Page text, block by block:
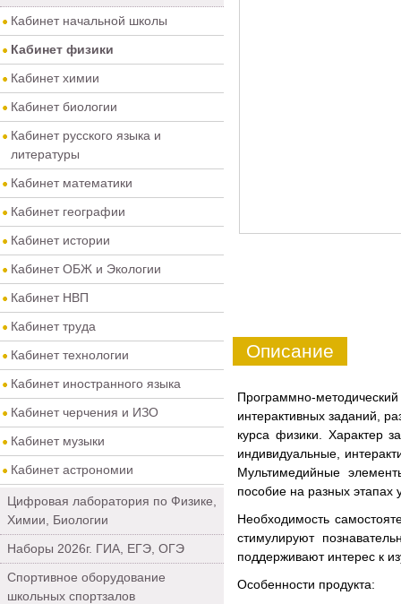
Кабинет начальной школы
Кабинет физики
Кабинет химии
Кабинет биологии
Кабинет русского языка и
литературы
Кабинет математики
Кабинет географии
Кабинет истории
Кабинет ОБЖ и Экологии
Кабинет НВП
Кабинет труда
Кабинет технологии
Кабинет иностранного языка
Кабинет черчения и ИЗО
Кабинет музыки
Кабинет астрономии
Цифровая лаборатория по Физике,
Химии, Биологии
Наборы 2026г. ГИА, ЕГЭ, ОГЭ
Спортивное оборудование
школьных спортзалов
Описание
Программно-
интерактивных заданий,
курса физики. Характер
индивидуальные,
Мультимедийные
пособие на разных этапах
Необходимость
стимулируют
поддерживают интерес к
Особенности продукта: